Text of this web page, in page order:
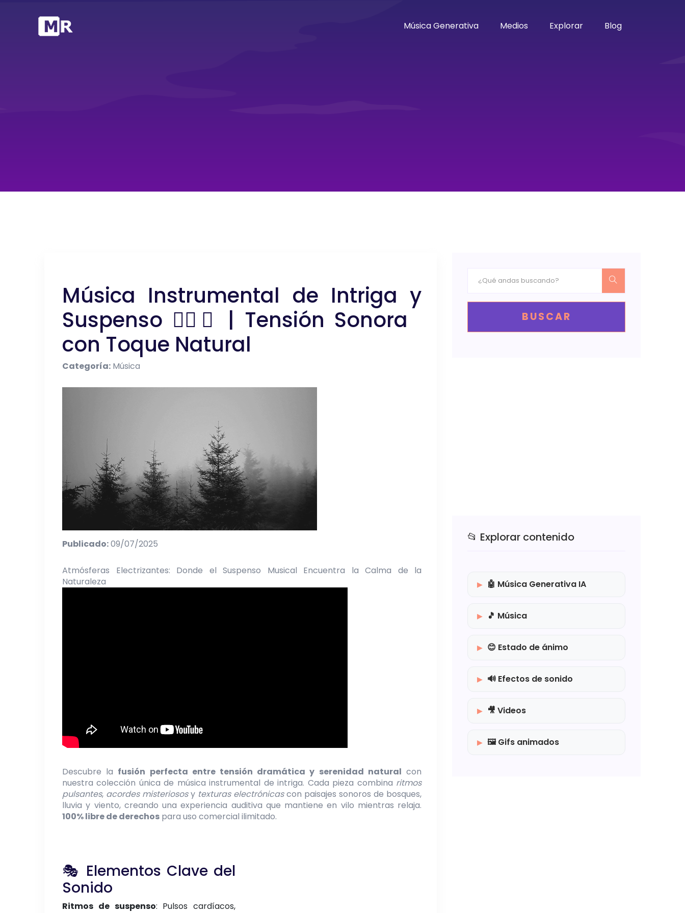
Música Generativa Medios Explorar Blog
Música Instrumental de Intriga y
Suspenso 🕵️‍♂️🌲 | Tensión Sonora
con Toque Natural
Categoría: Música
Publicado:09/07/2025
Atmósferas Electrizantes: Donde el Suspenso Musical Encuentra la Calma de la
Naturaleza
Descubre la fusión perfecta entre tensión dramática y serenidad natural con
nuestra colección única de música instrumental de intriga. Cada pieza combina ritmos
pulsantes, acordes misteriososy texturas electrónicascon paisajes sonoros de bosques,
lluvia y viento, creando una experiencia auditiva que mantiene en vilo mientras relaja.
100% libre de derechos para uso comercial ilimitado.
🎭 Elementos Clave del
Sonido
Ritmos de suspenso: Pulsos cardíacos,
BUSCAR
📂 Explorar contenido
🤖 Música Generativa IA
🎵 Música
😊 Estado de ánimo
🔊 Efectos de sonido
🎥 Videos
🖼️ Gifs animados